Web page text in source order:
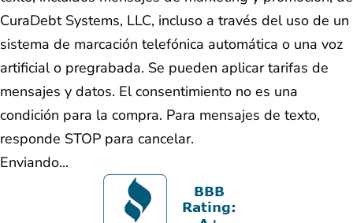
CuraDebt Systems, LLC, incluso a través del uso de un
sistema de marcación telefónica automática o una voz
artificial o pregrabada. Se pueden aplicar tarifas de
mensajes y datos. El consentimiento no es una
condición para la compra. Para mensajes de texto,
responde STOP para cancelar.
Enviando...